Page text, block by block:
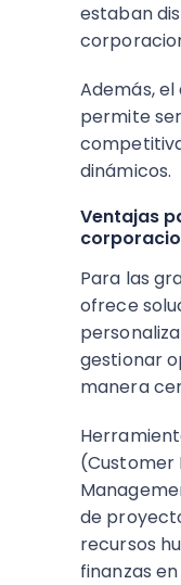
estaban
Además,
permite
dinámicos.
Ventajas
Para las
ofrece
gestionar
manera
(Customer
de
recursos
finanzas